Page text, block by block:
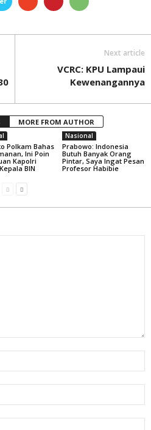
Next article
VCRC: KPU Lampaui
Kewenangannya
MORE FROM AUTHOR
Polkam Bahas
Ini Poin
Kapolri
BIN
Nasional
Prabowo: Indonesia
Butuh Banyak Orang
Pintar, Saya Ingat Pesan
Profesor Habibie